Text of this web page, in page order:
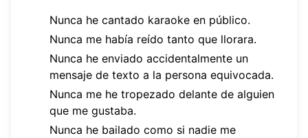
Nunca he cantado karaoke en público.
Nunca me había reído tanto que llorara.
Nunca he enviado accidentalmente un
mensaje de texto a la persona equivocada.
Nunca me he tropezado delante de alguien
que me gustaba.
Nunca he bailado como si nadie me